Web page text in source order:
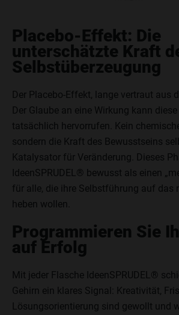
Placebo-Effekt: Die
unterschätzte Kraft
Selbstüberzeugung
Der Placebo-Effekt, lange vertraut aus
Der Glaube an eine Wirkung kann
tatsächlich hervorrufen. Kein
sondern die Kraft des Bewusstseins
Katalysator für Veränderung. Dieses
IdeenSPRUDEL® bewusst als einen
für alle, die ihre Selbstführung auf das
heben wollen.
Programmieren Sie
auf Erfolg
Mit jeder Flasche IdeenSPRUDEL®
Gehirn ein klares Signal: Kreativität,
Lösungsorientierung sind gewollt und